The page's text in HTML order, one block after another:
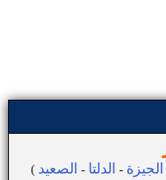
( الجيزة - الدلتا - الصعيد